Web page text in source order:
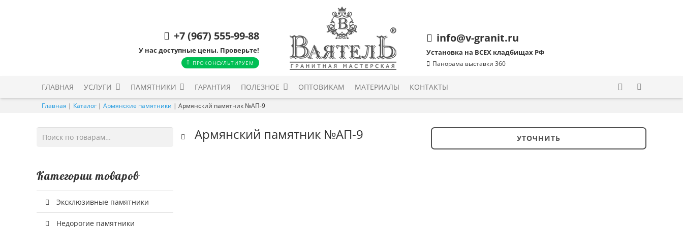
+7 (967) 555-99-88
У нас доступные цены. Проверьте!
ПРОКОНСУЛЬТИРУЕМ
info@v-granit.ru
Установка на ВСЕХ кладбищах РФ
Панорама выставки 360
ГЛАВНАЯ УСЛУГИ ПАМЯТНИКИ ГАРАНТИЯ ПОЛЕЗНОЕ ОПТОВИКАМ МАТЕРИАЛЫ КОНТАКТЫ
Главная | Каталог | Армянские памятники | Армянский памятник №АП-9
Искать:
Категории товаров
Эксклюзивные памятники
Недорогие памятники
Армянский памятник №АП-9
Количество
УТОЧНИТЬ